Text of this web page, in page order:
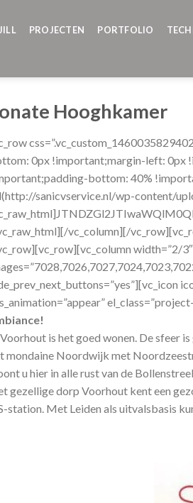
PROJECTEN PORTFOLIO
Hooghkamer
0px !important;margin-left: 0px
bottom: 40%
sanicvservice.nl/wp-content/
vc_column][/
width=”2/
is het goed wonen. De sfeer
mondaine Noordwijk met
u hier in alle rust van de
gezellige dorp Voorhout kent een
station. Met Leiden als uitvalsbasis